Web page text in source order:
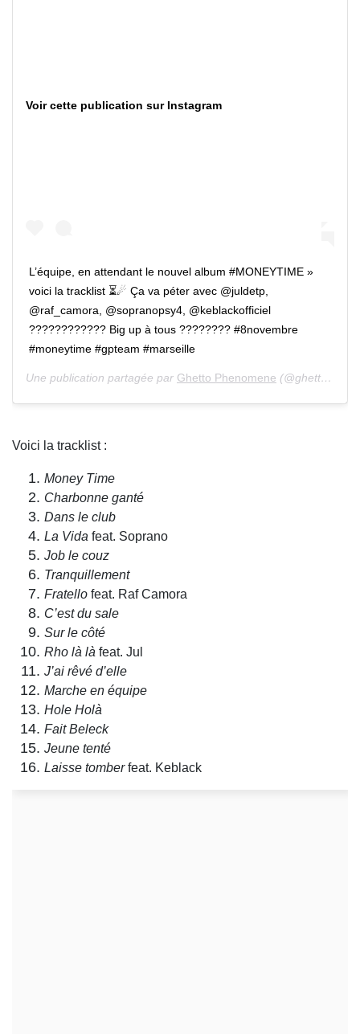
Voir cette publication sur Instagram
L’équipe, en attendant le nouvel album #MONEYTIME »
voici la tracklist ⏳☄ Ça va péter avec @juldetp,
@raf_camora, @sopranopsy4, @keblackofficiel
???????????? Big up à tous ???????? #8novembre
#moneytime #gpteam #marseille
Une publication partagée par Ghetto Phenomene (@ghettophenomene) le 14 Oct. 2019 à 9 :05 PDT
Voici la tracklist :
Money Time
Charbonne ganté
Dans le club
La Vida feat. Soprano
Job le couz
Tranquillement
Fratello feat. Raf Camora
C’est du sale
Sur le côté
Rho là là feat. Jul
J’ai rêvé d’elle
Marche en équipe
Hole Holà
Fait Beleck
Jeune tenté
Laisse tomberfeat. Keblack